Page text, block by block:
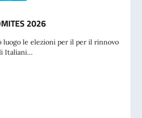
2026
luogo le elezioni per il per il rinnovo
Italiani...
COMITES 2026